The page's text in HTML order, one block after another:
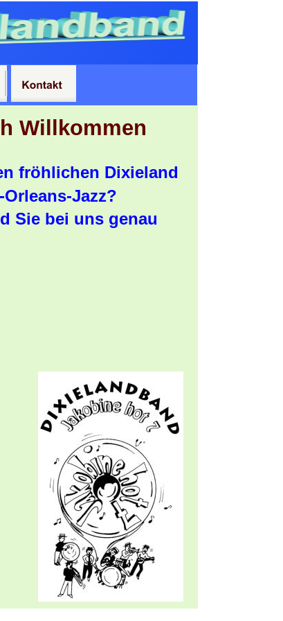
Willkommen
fröhlichen Dixieland
Jazz?
Sie bei uns genau